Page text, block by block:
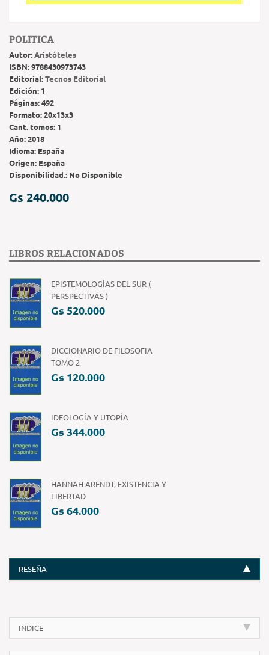
POLITICA
Autor:Aristóteles
ISBN:9788430973743
Editorial:Tecnos Editorial
Edición: 1
Páginas:492
Formato:20x13x3
Cant. tomos: 1
Año:2018
Idioma: España
Origen: España
Disponibilidad.: No Disponible
Gs 240.000
LIBROS RELACIONADOS
EPISTEMOLOGÍAS DEL SUR (
PERSPECTIVAS )
Gs 520.000
DICCIONARIO DE FILOSOFIA
TOMO 2
Gs 120.000
IDEOLOGÍA Y UTOPÍA
Gs 344.000
HANNAH ARENDT, EXISTENCIA Y
LIBERTAD
Gs 64.000
RESEÑA
INDICE